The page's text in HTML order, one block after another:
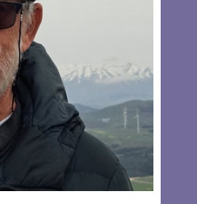
Read more…